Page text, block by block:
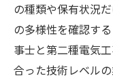
の種類や保有状況
の多様性を確認す
事士と第二種電気
合った技術レベル